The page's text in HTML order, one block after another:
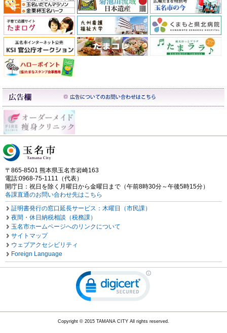
〒865-8501 熊本県玉名市岩崎163
電話:0968-75-1111（代表）
開庁日：祝日を除く月曜日から金曜日まで（午前8時30分～午後5時15分）
各課直通のお問い合わせ先はこちら
証明書発行の窓口延長サービス：木曜日（市民課）
夜間・休日納税相談（税務課）
玉名市ホームページへのリンクについて
サイトマップ
ウェブアクセシビリティ
Foreign Language
Copyright © 2015 TAMANA CITY All rights reserved.